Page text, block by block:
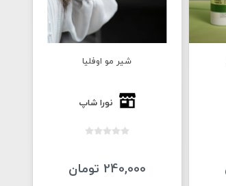
شیر مو اوفلیا
نورا شاپ
240,000 تومان